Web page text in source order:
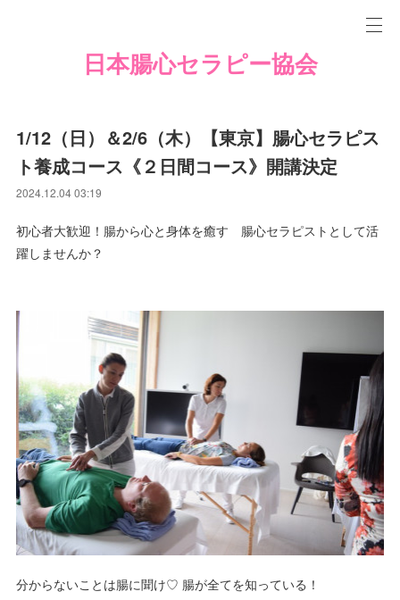
日本腸心セラピー協会
1/12（日）＆2/6（木）【東京】腸心セラピス
ト養成コース《２日間コース》開講決定
2024.12.04 03:19
初心者大歓迎！腸から心と身体を癒す 腸心セラピストとして活
躍しませんか？
分からないことは腸に聞け♡ 腸が全てを知っている！